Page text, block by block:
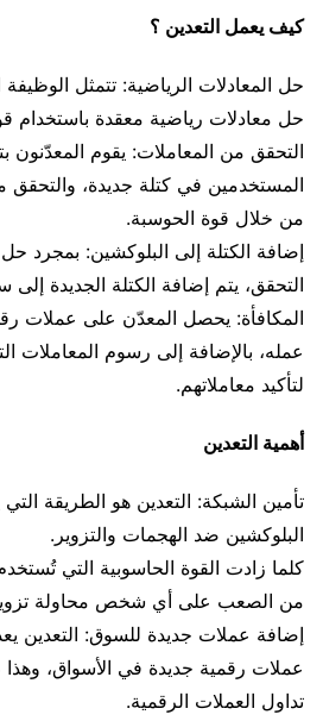
كيف يعمل التعدين ؟
حل المعادلات الرياضية: تتمثل
حل معادلات رياضية معقدة باستخدام
التحقق من المعاملات: يقوم المعدّنون
المستخدمين في كتلة جديدة،
من خلال قوة الحوسبة.
إضافة الكتلة إلى البلوكشين: بمجرد حل
التحقق، يتم إضافة الكتلة الجديدة إلى
المكافأة: يحصل المعدّن على عملات
عمله، بالإضافة إلى رسوم المعاملات
لتأكيد معاملاتهم.
أهمية التعدين
تأمين الشبكة: التعدين هو الطريقة
البلوكشين ضد الهجمات والتزوير.
كلما زادت القوة الحاسوبية التي
من الصعب على أي شخص محاولة تزوير
إضافة عملات جديدة للسوق: التعدين
عملات رقمية جديدة في الأسواق،
تداول العملات الرقمية.